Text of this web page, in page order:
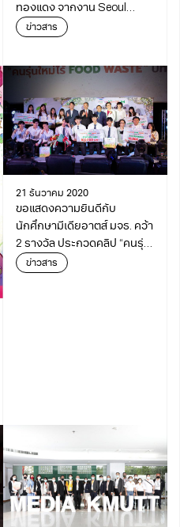
ทองแดง จากงาน Seoul
International Invention Fair
ข่าวสาร
21 ธันวาคม 2020
ขอแสดงความยินดีกับ
นักศึกษามีเดียอาตส์ มจธ. คว้า
2 รางวัล ประกวดคลิป “คนรุ่น
ใหม่ไร้ Food Waste ปี 3”
ข่าวสาร